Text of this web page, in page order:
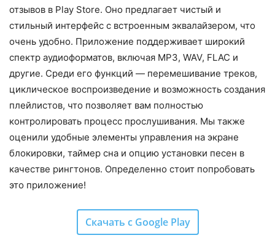
отзывов в Play Store. Оно предлагает чистый и
стильный интерфейс с встроенным эквалайзером, что
очень удобно. Приложение поддерживает широкий
спектр аудиоформатов, включая MP3, WAV, FLAC и
другие. Среди его функций — перемешивание треков,
циклическое воспроизведение и возможность создания
плейлистов, что позволяет вам полностью
контролировать процесс прослушивания. Мы также
оценили удобные элементы управления на экране
блокировки, таймер сна и опцию установки песен в
качестве рингтонов. Определенно стоит попробовать
это приложение!
Скачать с Google Play